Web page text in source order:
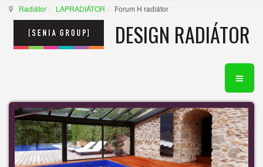
Radiátor LAPRADIÁTOR Forum H radiátor
DESIGN RADIÁTOR